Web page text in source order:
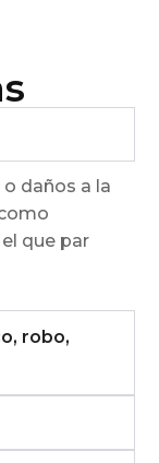
daños a la
que par
robo,